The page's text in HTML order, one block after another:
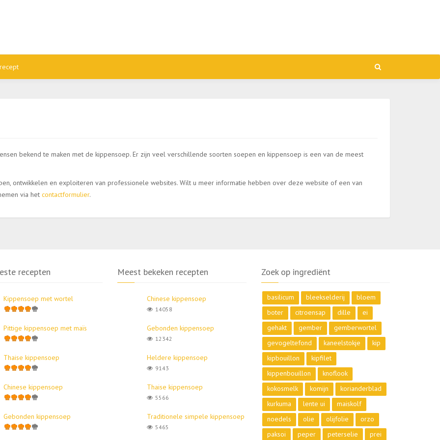
bekend te maken met de kippensoep. Er zijn veel verschillende soorten soepen en kippensoep is een van de meest
ontwikkelen en exploiteren van professionele websites. Wilt u meer informatie hebben over deze website of een van
via het contactformulier.
recepten
Kippensoep met wortel
Pittige kippensoep met maïs
Thaise kippensoep
Chinese kippensoep
Gebonden kippensoep
Meest bekeken recepten
Chinese kippensoep
14058
Gebonden kippensoep
12342
Heldere kippensoep
9143
Thaise kippensoep
5566
Traditionele simpele kippensoep
5465
Zoek op ingrediënt
basilicum bleekselderij
bloem
boter
citroensap dille
ei
gehakt
gember
gemberwortel
gevogeltefond
kaneelstokje
kip
kipbouillon
kipfilet
kippenbouillon
knoflook
kokosmelk
komijn
korianderblad
kurkuma
lente ui
maiskolf
noedels
olie olijfolie
orzo
paksoi
peper peterselie prei